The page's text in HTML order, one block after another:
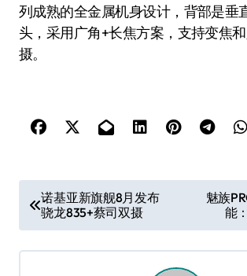
列成熟的全金属机身设计，背部是垂
头，采用广角+长焦方案，支持变焦
摄。
章
导
诺基亚新旗舰8月发布
骁龙835+蔡司双摄
魅族
能